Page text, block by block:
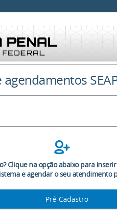
Clique na opção abaixo para
e agendar o seu atendimento
Pré-Cadastro